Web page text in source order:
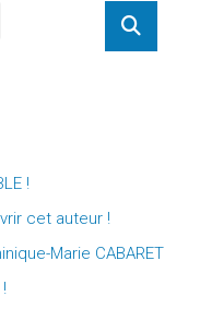
!
cet auteur !
Marie CABARET